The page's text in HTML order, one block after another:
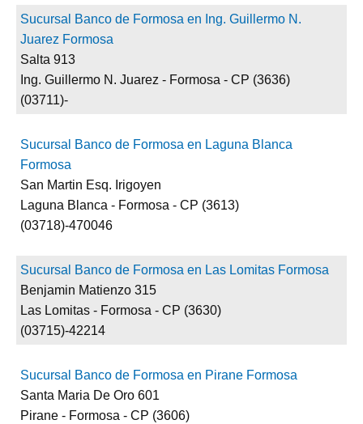
Sucursal Banco de Formosa en Ing. Guillermo N.
Juarez Formosa
Salta 913
Ing. Guillermo N. Juarez - Formosa - CP (3636)
(03711)-
Sucursal Banco de Formosa en Laguna Blanca
Formosa
San Martin Esq. Irigoyen
Laguna Blanca - Formosa - CP (3613)
(03718)-470046
Sucursal Banco de Formosa en Las Lomitas Formosa
Benjamin Matienzo 315
Las Lomitas - Formosa - CP (3630)
(03715)-42214
Sucursal Banco de Formosa en Pirane Formosa
Santa Maria De Oro 601
Pirane - Formosa - CP (3606)